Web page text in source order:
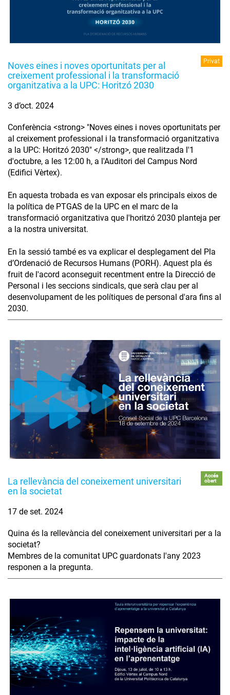
Noves eines i noves oportunitats per al
creixement professional i la transformació
organitzativa a la UPC: Horitzó 2030
Privat
3 d’oct. 2024
Conferència <strong> "Noves eines i noves oportunitats per
al creixement professional i la transformació organitzativa
a la UPC: Horitzó 2030" </strong>, que realitzada l'1
d'octubre, a les 12:00 h, a l'Auditori del Campus Nord
(Edifici Vèrtex).
En aquesta trobada es van exposar els principals eixos de
la política de PTGAS de la UPC en el marc de la
transformació organitzativa que l'horitzó 2030 planteja per
a la nostra universitat.
En la sessió també es va explicar el desplegament del Pla
d’Ordenació de Recursos Humans (PORH). Aquest pla és
fruit de l'acord aconseguit recentment entre la Direcció de
Personal i les seccions sindicals, que serà clau per al
desenvolupament de les polítiques de personal d'ara fins al
2030.
La rellevància del coneixement universitari
en la societat
Accés
obert
17 de set. 2024
Quina és la rellevància del coneixement universitari per a la
societat?
Membres de la comunitat UPC guardonats l'any 2023
responen a la pregunta.